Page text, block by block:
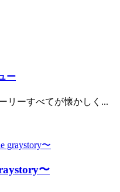
ー
リーすべてが懐かしく...
〜